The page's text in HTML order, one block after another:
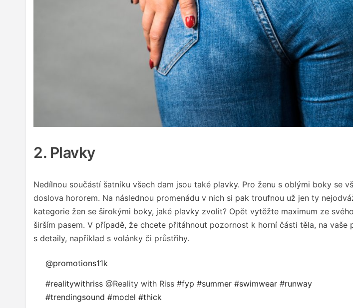
2. Plavky
Nedílnou součástí šatníku všech dam jsou také plavky. Pro ženu s oblými boky se
doslova hororem. Na následnou promenádu v nich si pak troufnou už jen ty
kategorie žen se širokými boky, jaké plavky zvolit? Opět vytěžte maximum ze
širším pasem. V případě, že chcete přitáhnout pozornost k horní části těla, na vaše
s detaily, například s volánky či průstřihy.
@promotions11k
#realitywithriss @Reality with Riss #fyp #summer #swimwear #runway
#trendingsound #model #thick